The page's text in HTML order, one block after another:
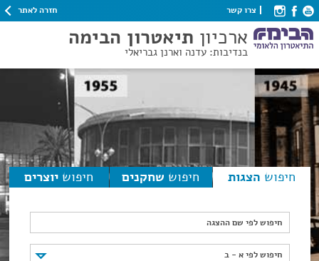
צרו קשר חזרה לאתר
ארכיון תיאטרון הבימה
בנדיבות: עדנה וארנן גבריאלי
חיפוש הצגות חיפוש שחקנים חיפוש יוצרים
חיפוש לפי שם ההצגה
חיפוש לפי א - ב
חיפוש לפי א - ב